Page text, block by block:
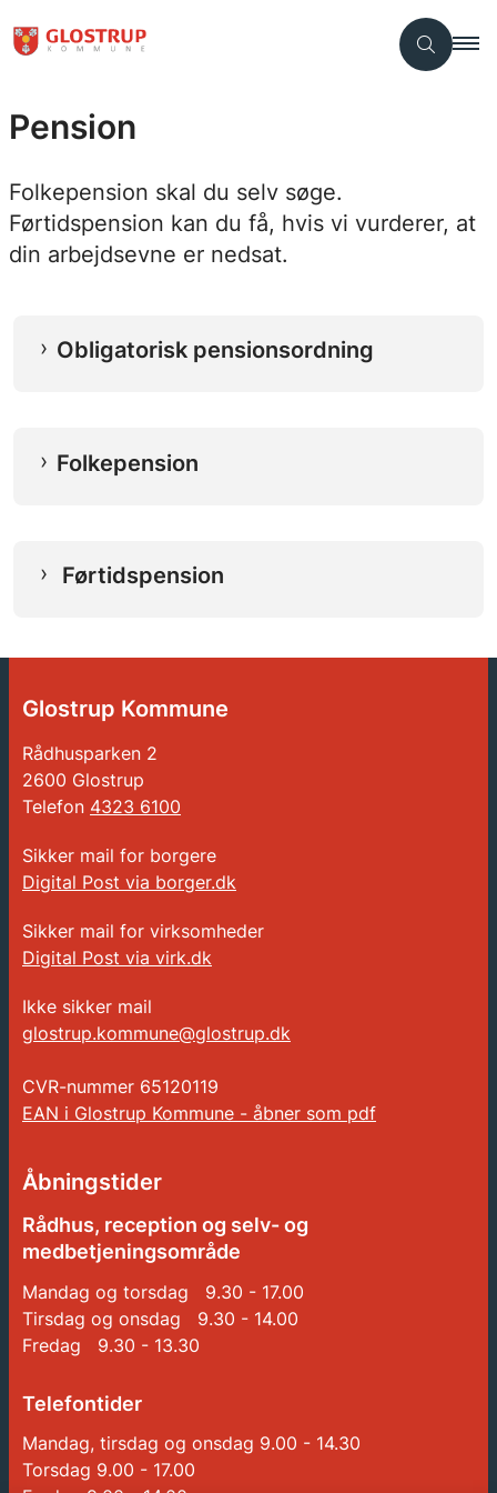
Pension
Folkepension skal du selv søge.
Førtidspension kan du få, hvis vi vurderer, at
din arbejdsevne er nedsat.
Obligatorisk pensionsordning
Folkepension
Førtidspension
Glostrup Kommune
Rådhusparken 2
2600 Glostrup
Telefon 4323 6100
Sikker mail for borgere
Digital Post via borger.dk
Sikker mail for virksomheder
Digital Post via virk.dk
Ikke sikker mail
glostrup.kommune@glostrup.dk
CVR-nummer 65120119
EAN i Glostrup Kommune - åbner som pdf
Åbningstider
Rådhus, reception og selv- og
medbetjeningsområde
Mandag og torsdag 9.30 - 17.00
Tirsdag og onsdag 9.30 - 14.00
Fredag 9.30 - 13.30
Telefontider
Mandag, tirsdag og onsdag 9.00 - 14.30
Torsdag 9.00 - 17.00